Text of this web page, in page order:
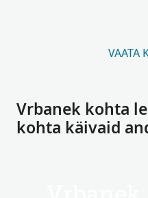
VAATA
Vrbanek kohta
kohta käivaid